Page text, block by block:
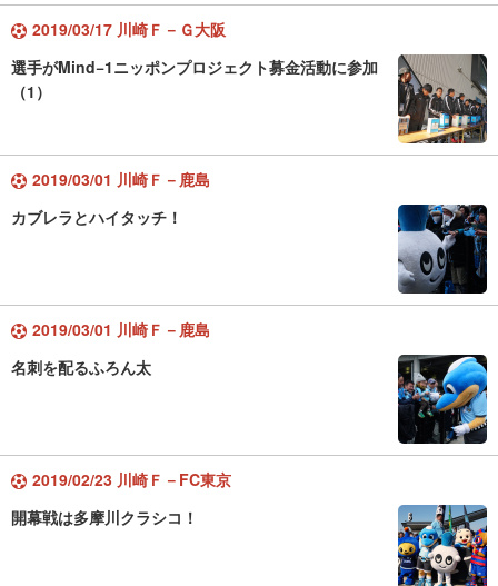
2019/03/17 川崎Ｆ－Ｇ大阪
選手がMind−1ニッポンプロジェクト募金活動に参加
（1）
2019/03/01 川崎Ｆ－鹿島
カブレラとハイタッチ！
2019/03/01 川崎Ｆ－鹿島
名刺を配るふろん太
2019/02/23 川崎Ｆ－FC東京
開幕戦は多摩川クラシコ！